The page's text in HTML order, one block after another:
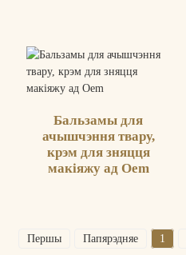
Бальзамы для
ачышчэння твару,
крэм для зняцця
макіяжу ад Oem
Першы Папярэдняе 1